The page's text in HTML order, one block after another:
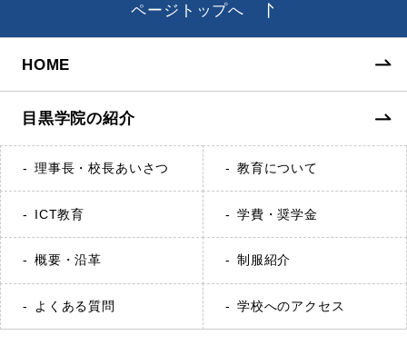
ページトップへ
HOME
目黒学院の紹介
理事長・校長あいさつ 教育について
ICT教育 学費・奨学金
概要・沿革 制服紹介
よくある質問 学校へのアクセス